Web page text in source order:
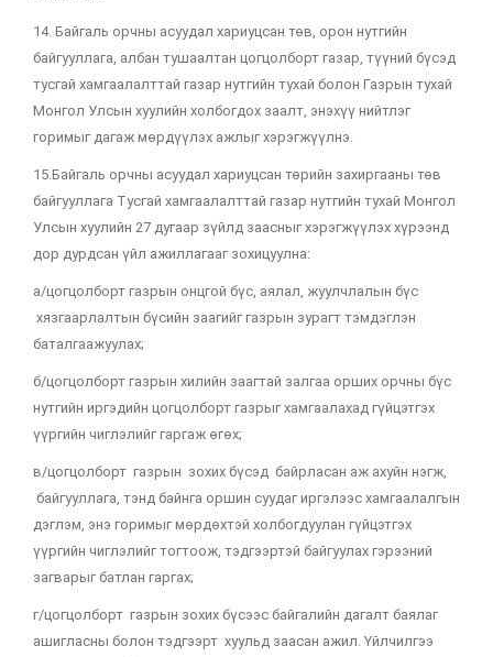
14. Байгаль орчны асуудал хариуцсан төв, орон нутгийн
байгууллага, албан тушаалтан цогцолборт газар, түүний бүсэд
тусгай хамгаалалттай газар нутгийн тухай болон Газрын тухай
Монгол Улсын хуулийн холбогдох заалт, энэхүү нийтлэг
горимыг дагаж мөрдүүлэх ажлыг хэрэгжүүлнэ.
15.Байгаль орчны асуудал хариуцсан төрийн захиргааны төв
байгууллага Тусгай хамгаалалттай газар нутгийн тухай Монгол
Улсын хуулийн 27 дугаар зүйлд заасныг хэрэгжүүлэх хүрээнд
дор дурдсан үйл ажиллагааг зохицуулна:
а/цогцолборт газрын онцгой бүс, аялал, жуулчлалын бүс
хязгаарлалтын бүсийн заагийг газрын зурагт тэмдэглэн
баталгаажуулах;
б/цогцолборт газрын хилийн заагтай залгаа орших орчны бүс
нутгийн иргэдийн цогцолборт газрыг хамгаалахад гүйцэтгэх
үүргийн чиглэлийг гаргаж өгөх;
в/цогцолборт газрын зохих бүсэд байрласан аж ахуйн нэгж,
байгууллага, тэнд байнга оршин суудаг иргэлээс хамгаалалгын
дэглэм, энэ горимыг мөрдөхтэй холбогдуулан гүйцэтгэх
үүргийн чиглэлийг тогтоож, тэдгээртэй байгуулах гэрээний
загварыг батлан гаргах;
г/цогцолборт газрын зохих бүсээс байгалийн дагалт баялаг
ашигласны болон тэдгээрт хуульд заасан ажил. Үйлчилгээ